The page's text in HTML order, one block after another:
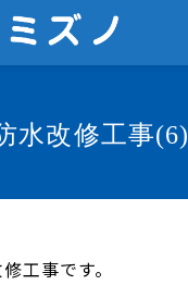
水改修工事(6)
工事です。